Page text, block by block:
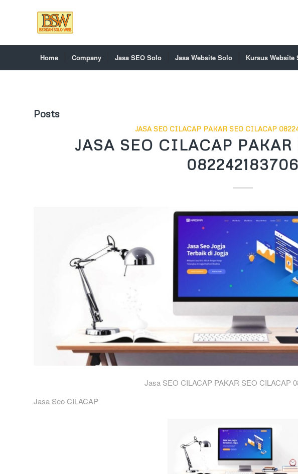
Home Company Jasa SEO Solo Jasa Website Solo Kursus Website
Posts
JASA SEO CILACAP PAKAR SEO CILACAP
JASA SEO CILACAP
082242183706
Jasa SEO CILACAP PAKAR SEO CILACAP
Jasa Seo CILACAP